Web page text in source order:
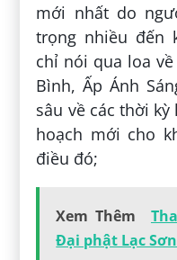
mới nhất do
trọng nhiều đến
chỉ nói qua loa
Bình, Ấp Ánh
sâu về các thời
hoạch mới cho
điều đó;
Xem Thêm
Đại phật Lạc